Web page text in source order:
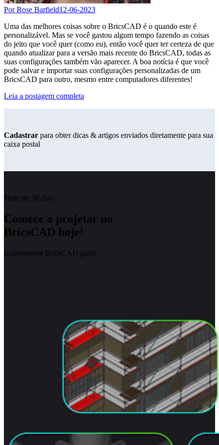
Por Rose Barfield12-06-2023
Uma das melhores coisas sobre o BricsCAD é o quando este é
personalizável. Mas se você gastou algum tempo fazendo as coisas
do jeito que você quer (como eu), então você quer ter certeza de que
quando atualizar para a versão mais recente do BricsCAD, todas as
suas configurações também vão aparecer. A boa notícia é que você
pode salvar e importar suas configurações personalizadas de um
BricsCAD para outro, mesmo entre computadores diferentes!
Leia a postagem completa
Cadastrar para obter dicas & artigos enviados diretamente para sua
caixa postal
Teste de 30 dias
Comece a projetar no
BricsCAD hoje!
Experimente BricsCAD grátis